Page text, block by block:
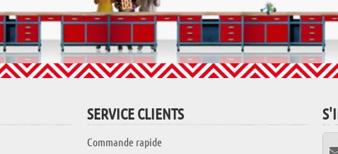
SERVICE CLIENTS
Commande rapide